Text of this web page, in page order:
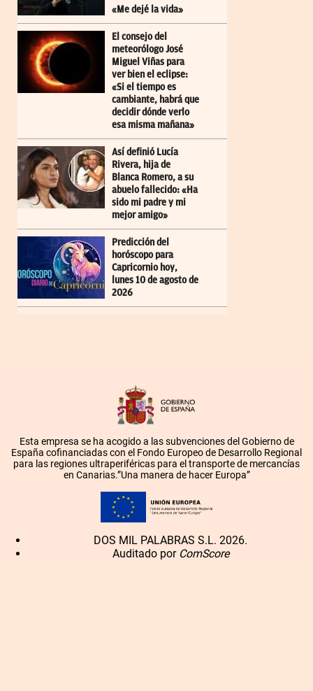
«Me dejé la vida»
El consejo del
meteorólogo José
Miguel Viñas para
ver bien el eclipse:
«Si el tiempo es
cambiante, habrá que
decidir dónde verlo
esa misma mañana»
Así definió Lucía
Rivera, hija de
Blanca Romero, a su
abuelo fallecido: «Ha
sido mi padre y mi
mejor amigo»
Predicción del
horóscopo para
Capricornio hoy,
lunes 10 de agosto de
2026
Esta empresa se ha acogido a las subvenciones del Gobierno de
España cofinanciadas con el Fondo Europeo de Desarrollo Regional
para las regiones ultraperiféricas para el transporte de mercancías
en Canarias.”Una manera de hacer Europa”
DOS MIL PALABRAS S.L. 2026.
Auditado por ComScore